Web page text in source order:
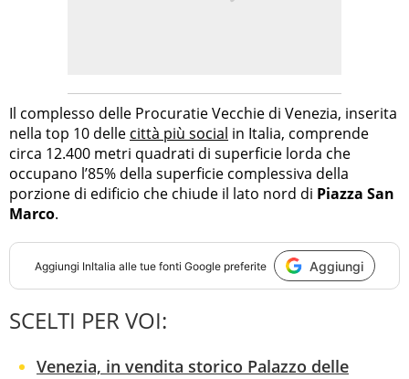
Il complesso delle Procuratie Vecchie di Venezia, inserita
nella top 10 delle città più social in Italia, comprende
circa 12.400 metri quadrati di superficie lorda che
occupano l’85% della superficie complessiva della
porzione di edificio che chiude il lato nord di Piazza San
Marco.
Aggiungi InItalia alle tue fonti Google preferite Aggiungi
SCELTI PER VOI:
Venezia, in vendita storico Palazzo delle